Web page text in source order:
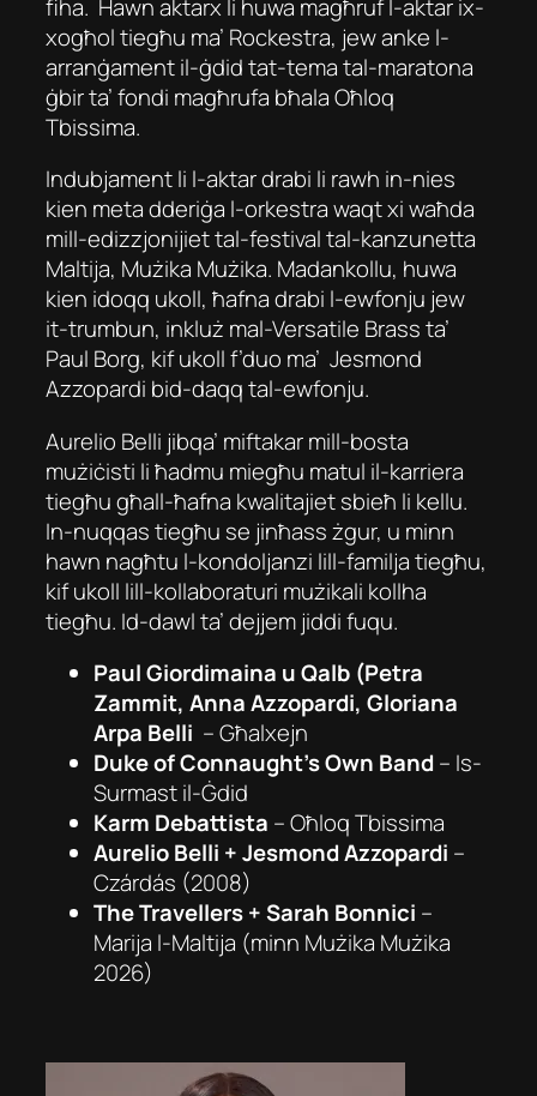
fiha. Hawn aktarx li huwa magħruf l-aktar ix-
xogħol tiegħu ma’ Rockestra, jew anke l-
arranġament il-ġdid tat-tema tal-maratona
ġbir ta’ fondi magħrufa bħala Oħloq
Tbissima.
Indubjament li l-aktar drabi li rawh in-nies
kien meta dderiġa l-orkestra waqt xi waħda
mill-edizzjonijiet tal-festival tal-kanzunetta
Maltija, Mużika Mużika. Madankollu, huwa
kien idoqq ukoll, ħafna drabi l-ewfonju jew
it-trumbun, inkluż mal-Versatile Brass ta’
Paul Borg, kif ukoll f’duo ma’ Jesmond
Azzopardi bid-daqq tal-ewfonju.
Aurelio Belli jibqa’ miftakar mill-bosta
mużiċisti li ħadmu miegħu matul il-karriera
tiegħu għall-ħafna kwalitajiet sbieħ li kellu.
In-nuqqas tiegħu se jinħass żgur, u minn
hawn nagħtu l-kondoljanzi lill-familja tiegħu,
kif ukoll lill-kollaboraturi mużikali kollha
tiegħu. Id-dawl ta’ dejjem jiddi fuqu.
Paul Giordimaina u Qalb (Petra
Zammit, Anna Azzopardi, Gloriana
Arpa Belli –Għalxejn
Duke of Connaught’s Own Band– Is-
Surmast il-Ġdid
Karm Debattista –Oħloq Tbissima
Aurelio Belli + Jesmond Azzopardi –
Czárdás (2008)
The Travellers + Sarah Bonnici –
Marija l-Maltija (minn Mużika Mużika
2026)